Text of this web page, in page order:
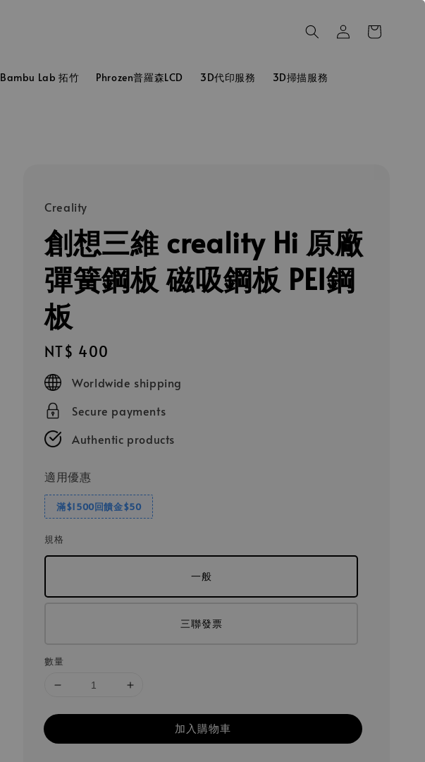
Bambu Lab 拓竹 Phrozen普羅森LCD 3D代印服務 3D掃描服務
Creality
創想三維 creality Hi 原廠
彈簧鋼板 磁吸鋼板 PEI鋼
板
Regular
price
NT$ 400
Worldwide shipping
Secure payments
Authentic products
適用優惠
滿$1500回饋金$50
規格
一般
三聯發票
數量
加入購物車